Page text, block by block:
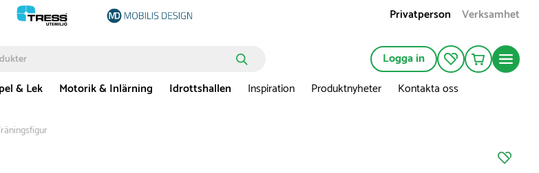
Privatperson Verksamhet
Logga in
& Lek Motorik & Inlärning Idrottshallen Inspiration Produktnyheter Kontakta oss